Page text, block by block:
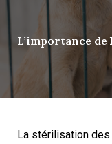
L’importance
La stérilisation